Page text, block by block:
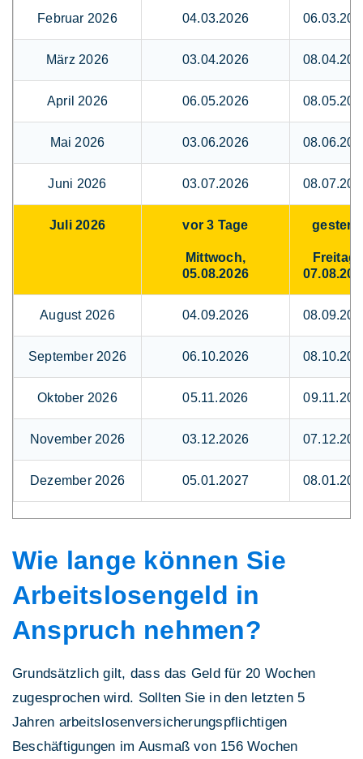
Februar 2026 04.03.2026
März 2026 03.04.2026
April 2026 06.05.2026
Mai 2026 03.06.2026
Juni 2026 03.07.2026
Juli 2026 vor 3 Tage
Mittwoch,
05.08.2026
gestern
Freitag,
August 2026 04.09.2026
September 2026 06.10.2026
Oktober 2026 05.11.2026
November 2026 03.12.2026
Dezember 2026 05.01.2027
Wie lange können Sie
Arbeitslosengeld in
Anspruch nehmen?
Grundsätzlich gilt, dass das Geld für 20 Wochen
zugesprochen wird. Sollten Sie in den letzten 5
Jahren arbeitslosenversicherungspflichtigen
Beschäftigungen im Ausmaß von 156 Wochen